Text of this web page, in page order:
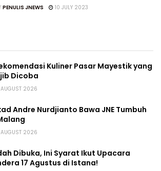
PENULIS JNEWS 10 JULY 2023
Kuliner Pasar Mayestik yang
Dicoba
AUGUST 2026
Andre Nurdjianto Bawa JNE Tumbuh
AUGUST 2026
Dibuka, Ini Syarat Ikut Upacara
17 Agustus di Istana!